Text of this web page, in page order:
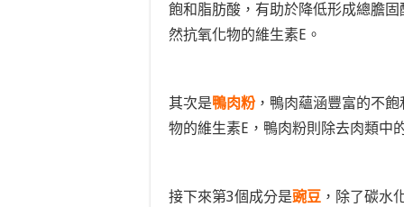
飽和脂肪酸，有助於降低形成總膽
然抗氧化物的維生素E。
其次是鴨肉粉，鴨肉蘊涵豐富的不
物的維生素E，鴨肉粉則除去肉類中
接下來第3個成分是豌豆 ，除了碳水